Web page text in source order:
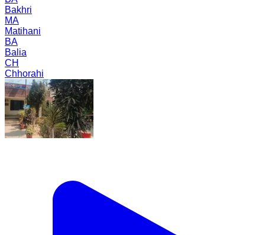
Bakhri
MA
Matihani
BA
Balia
CH
Chhorahi